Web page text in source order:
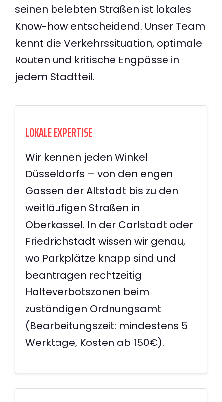
seinen belebten Straßen ist lokales
Know-how entscheidend. Unser Team
kennt die Verkehrssituation, optimale
Routen und kritische Engpässe in
jedem Stadtteil.
LOKALE EXPERTISE
Wir kennen jeden Winkel
Düsseldorfs – von den engen
Gassen der Altstadt bis zu den
weitläufigen Straßen in
Oberkassel. In der Carlstadt oder
Friedrichstadt wissen wir genau,
wo Parkplätze knapp sind und
beantragen rechtzeitig
Halteverbotszonen beim
zuständigen Ordnungsamt
(Bearbeitungszeit: mindestens 5
Werktage, Kosten ab 150€).